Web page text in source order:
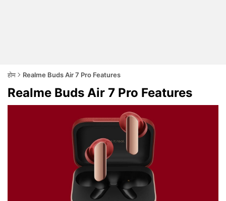
होम Realme Buds Air 7 Pro Features
Realme Buds Air 7 Pro Features